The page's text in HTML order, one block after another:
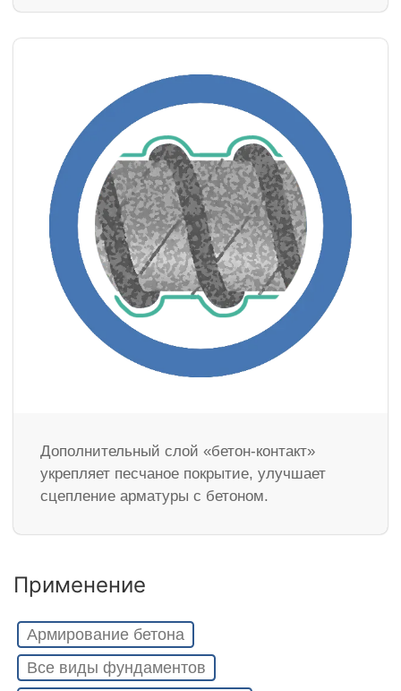
Дополнительный слой «бетон-контакт»
укрепляет песчаное покрытие, улучшает
сцепление арматуры с бетоном.
Применение
Армирование бетона
Все виды фундаментов